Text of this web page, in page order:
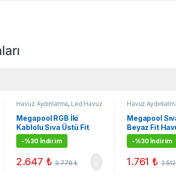
Havuz Aydınlatma, Led Havuz
Lambaları
Megapool RGB İki
Kablolu Sıva Üstü Fit
Havuz Lambası 36W
-%30 İndirim
2.647 ₺ 3.778₺
Havuz
Lambaları
Megapool
Beyaz Fit
Lambası 36W
-%30 İndirim
1.761 ₺